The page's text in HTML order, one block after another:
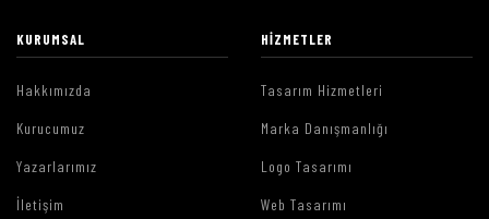
KURUMSAL
Hakkımızda
Kurucumuz
Yazarlarımız
İletişim
HIZMETLER
Tasarım Hizmetleri
Marka Danışmanlığı
Logo Tasarımı
Web Tasarımı